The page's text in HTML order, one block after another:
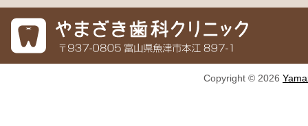
Copyright © 2026